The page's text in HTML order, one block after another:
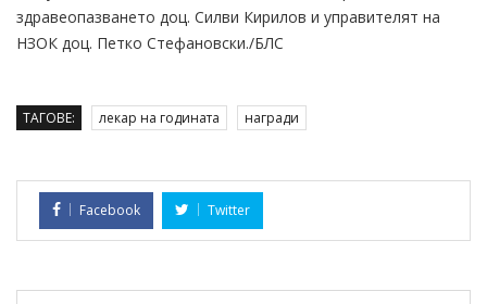
здравеопазването доц. Силви Кирилов и управителят на
НЗОК доц. Петко Стефановски./БЛС
ТАГОВЕ: лекар на годината награди
Facebook Twitter